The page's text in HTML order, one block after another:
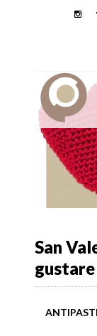
San
gustare
ANTIPASTI